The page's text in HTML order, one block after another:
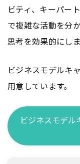
ビティ、キーパー
で複雑な活動を分
思考を効果的にしま
ビジネスモデルキ
用意しています。
ビジネスモデ